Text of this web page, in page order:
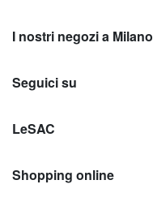
I nostri negozi a Milano
Seguici su
LeSAC
Shopping online